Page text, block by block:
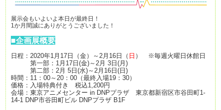
展示会もいよいよ本日が最終日！
1か月間誠にありがとうございました！
■企画展概要
日程：2020年1月17日（金）～2月16日（ 日 ） ※毎週火曜日休館日
第一部：1月17日(金)～2月 3日(月)
第二部：2月 5日(水)～2月16日(日)
時間：11：00～20：00（最終入場19：30）
価格：入場特典付き 税込1,200円
会場：東京アニメセンター in DNPプラザ 東京都新宿区市谷田町1-
14-1 DNP市谷田町ビル DNPプラザ B1F